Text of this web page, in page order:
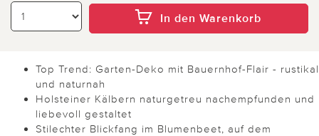
In den Warenkorb
Top Trend: Garten-Deko mit Bauernhof-Flair - rustikal
und naturnah
Holsteiner Kälbern naturgetreu nachempfunden und
liebevoll gestaltet
Stilechter Blickfang im Blumenbeet, auf dem